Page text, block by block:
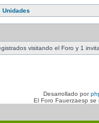
Unidades
visitando el Foro y 1
Desarrollado por
El Foro Fauerzaesp